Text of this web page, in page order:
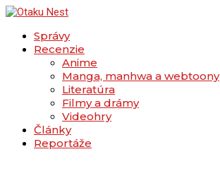
Správy
Recenzie
Anime
Manga, manhwa a webtoony
Literatúra
Filmy a drámy
Videohry
Články
Reportáže